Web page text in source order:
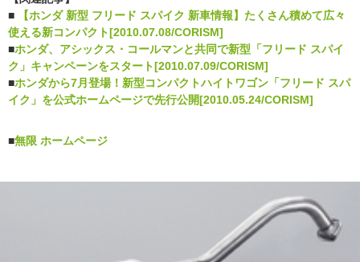
■ 【ホンダ 新型 フリード スパイク 新車情報】たくさん積めて広々
使える新コンパクト[2010.07.08/CORISM]
■ホンダ、アシックス・コールマンと共同で新型「フリード スパイ
ク」キャンペーンをスタート[2010.07.09/CORISM]
■ホンダから7月登場！新型コンパクトハイトワゴン「フリード スパ
イク」を公式ホームページで先行公開[2010.05.24/CORISM]
■無限 ホームページ